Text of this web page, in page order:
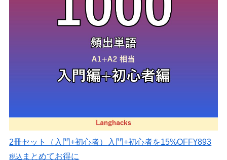
2冊セット（入門+初心者） 入門+初心者を15%OFF¥893
税込 まとめてお得に